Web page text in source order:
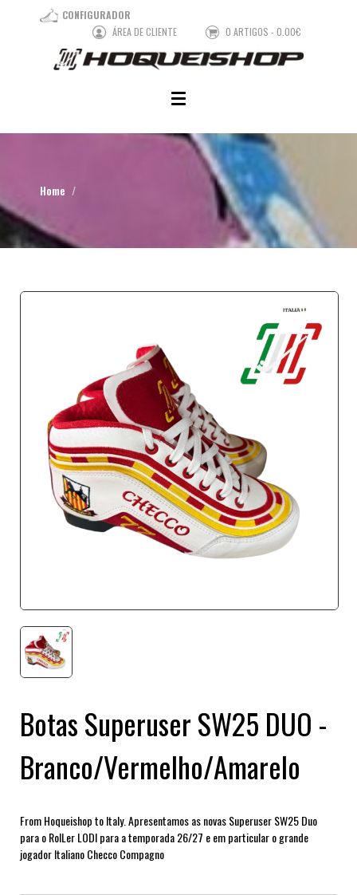
CONFIGURADOR
ÁREA DE CLIENTE
0 ARTIGOS - 0.00€
Home
Botas Superuser SW25 DUO -
Branco/Vermelho/Amarelo
From Hoqueishop to Italy. Apresentamos as novas Superuser SW25 Duo
para o RolLer LODI para a temporada 26/27 e em particular o grande
jogador Italiano Checco Compagno